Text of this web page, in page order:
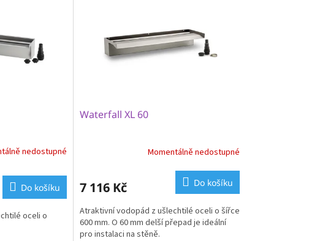
nedostupné
Do košíku
oceli o
Waterfall XL 60
Momentálně nedostupné
7 116 Kč Do košíku
Atraktivní vodopád z ušlechtilé oceli o šířce
600 mm. O 60 mm delší přepad je ideální
pro instalaci na stěně.